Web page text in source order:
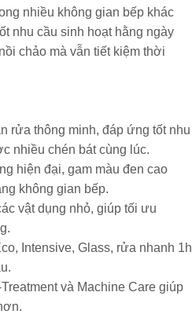
nhiều không gian bếp khác
nhu cầu sinh hoạt hằng ngày
chảo mà vẫn tiết kiệm thời
rửa thông minh, đáp ứng tốt nhu
nhiều chén bát cùng lúc.
hiện đại, gam màu đen cao
không gian bếp.
vật dụng nhỏ, giúp tối ưu
Intensive, Glass, rửa nhanh 1h
và Machine Care giúp